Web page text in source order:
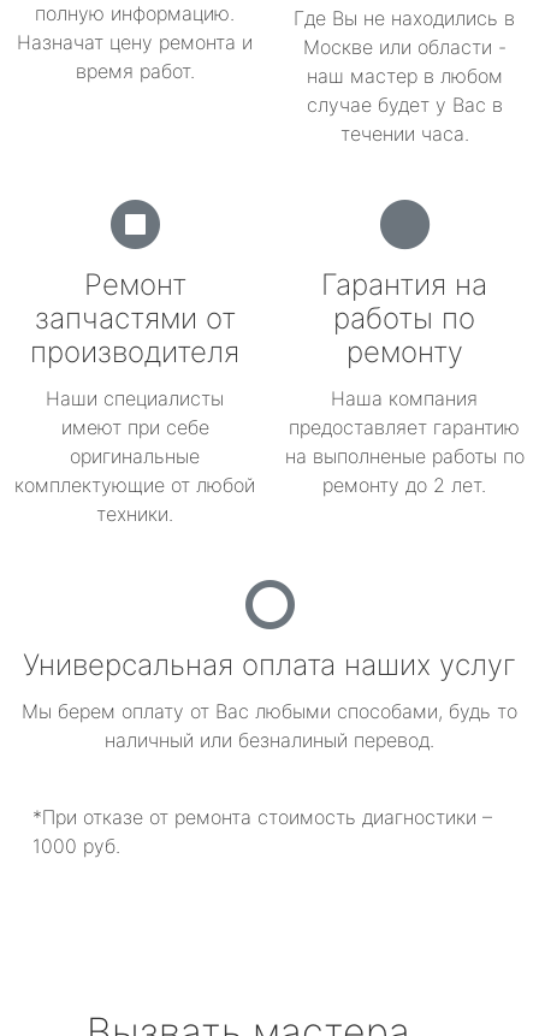
полную информацию.
Назначат цену ремонта и
время работ.
Где Вы не находились в
Москве или области -
наш мастер в любом
случае будет у Вас в
течении часа.
Ремонт
запчастями от
производителя
Наши специалисты
имеют при себе
оригинальные
комплектующие от любой
техники.
Гарантия на
работы по
ремонту
Наша компания
предоставляет гарантию
на выполненые работы по
ремонту до 2 лет.
Универсальная оплата наших услуг
Мы берем оплату от Вас любыми способами, будь то
наличный или безналиный перевод.
*При отказе от ремонта стоимость диагностики –
1000 руб.